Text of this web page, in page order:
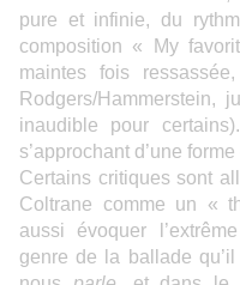
pure et infinie, du
composition « My
maintes fois
Rodgers/Hammerstein,
inaudible pour
s’approchant d’une
Certains critiques sont
Coltrane comme un «
aussi évoquer
genre de la ballade